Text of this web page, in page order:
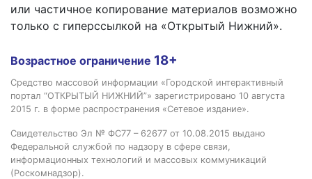
или частичное копирование материалов возможно
только с гиперссылкой на «Открытый Нижний».
Возрастное ограничение 18+
Средство массовой информации «Городской интерактивный
портал “ОТКРЫТЫЙ НИЖНИЙ”» зарегистрировано 10 августа
2015 г. в форме распространения «Сетевое издание».
Свидетельство Эл № ФС77 – 62677 от 10.08.2015 выдано
Федеральной службой по надзору в сфере связи,
информационных технологий и массовых коммуникаций
(Роскомнадзор).